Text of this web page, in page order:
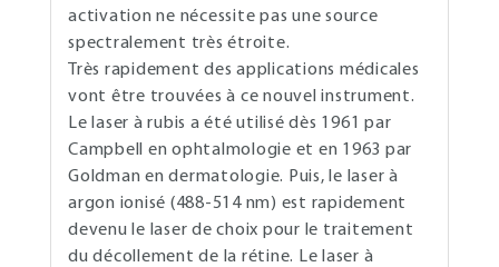
activation ne nécessite pas une source
spectralement très étroite.
Très rapidement des applications médicales
vont être trouvées à ce nouvel instrument.
Le laser à rubis a été utilisé dès 1961 par
Campbell en ophtalmologie et en 1963 par
Goldman en dermatologie. Puis, le laser à
argon ionisé (488-514 nm) est rapidement
devenu le laser de choix pour le traitement
du décollement de la rétine. Le laser à